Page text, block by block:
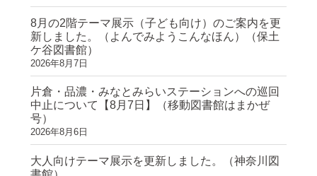
8月の2階テーマ展示（子ども向け）のご案内を更
新しました。（よんでみようこんなほん）（保土
ケ谷図書館）
2026年8月7日
片倉・品濃・みなとみらいステーションへの巡回
中止について【8月7日】（移動図書館はまかぜ
号）
2026年8月6日
大人向けテーマ展示を更新しました。（神奈川図